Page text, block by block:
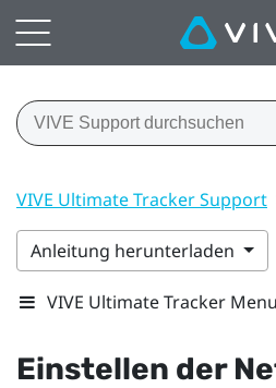
VIVE Ultimate Tracker Support
Anleitung herunterladen
VIVE Ultimate Tracker Menu
Einstellen der